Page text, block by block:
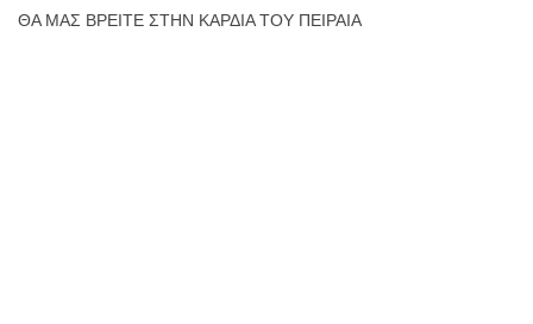
ΘΑ ΜΑΣ ΒΡΕΊΤΕ ΣΤΗΝ ΚΑΡΔΙΆ ΤΟΥ ΠΕΙΡΑΙΆ